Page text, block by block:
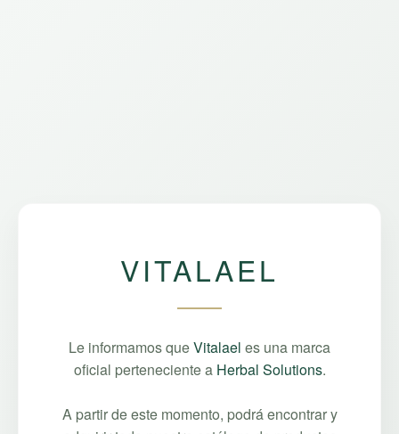
VITALAEL
Le informamos queVitalael es una marca
oficial perteneciente a Herbal Solutions.
A partir de este momento, podrá encontrar y